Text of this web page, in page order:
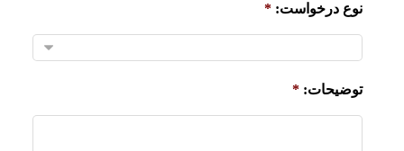
نوع درخواست: *
توضیحات: *